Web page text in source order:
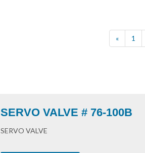
« 1
SERVO VALVE # 76-100B
SERVO VALVE